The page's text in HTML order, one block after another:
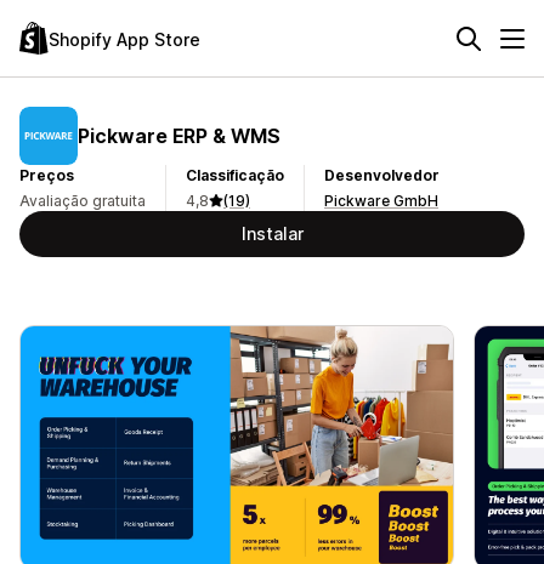
Shopify App Store
Pickware ERP & WMS
Preços
Avaliação gratuita
Classificação
4,8
(19)
Desenvolvedor
Pickware GmbH
Instalar